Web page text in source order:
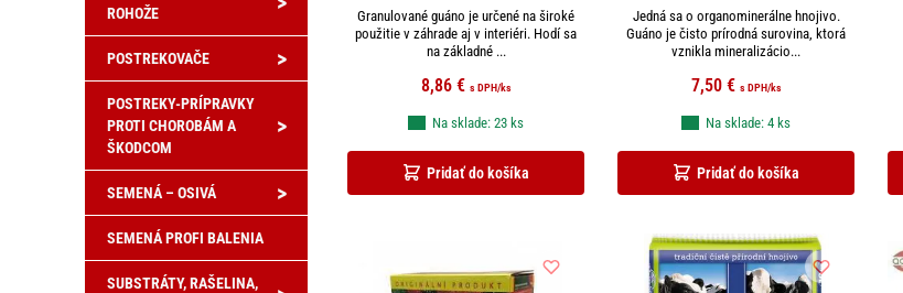
Granulované guáno je určené na široké
použitie v záhrade aj v interiéri. Hodí sa
na základné ...
8,86 € s DPH/ks
Pridať do košíka
Na sklade: 23 ks
Jedná sa o organominerálne hnojivo.
Guáno je čisto prírodná surovina, ktorá
vznikla mineralizácio...
7,50 € s DPH/ks
Pridať do košíka
Na sklade: 4 ks
ROHOŽE
>
POSTREKOVAČE
>
POSTREKY-PRÍPRAVKY
PROTI CHOROBÁM A
ŠKODCOM
>
SEMENÁ – OSIVÁ
SEMENÁ PROFI BALENIA
SUBSTRÁTY, RAŠELINA,